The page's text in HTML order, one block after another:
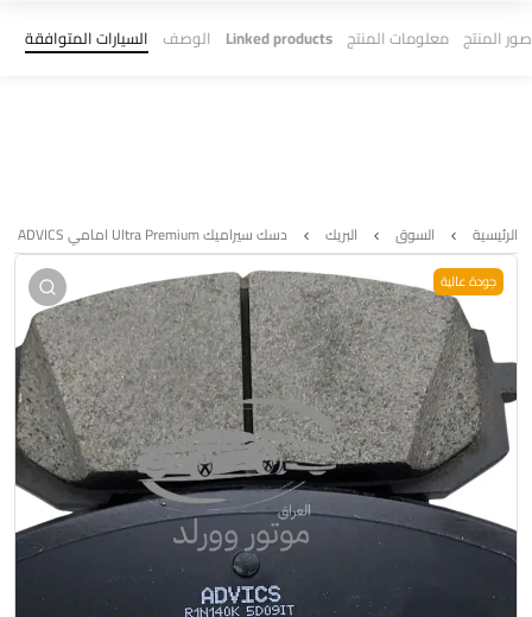
الرئيسية السوق البريك دسك سيراميك Ultra Premium امامي ADVICS – سوناتا – توسان – سبورتج 2020 – 2022
صور المنتج معلومات المنتج Linked products الوصف السيارات المتوافقة
جودة عالية